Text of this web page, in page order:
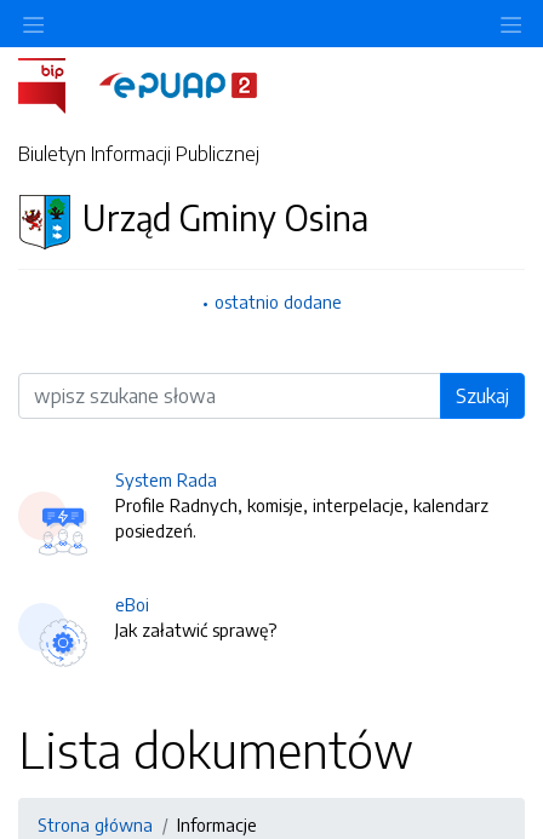
Biuletyn Informacji Publicznej
Urząd Gminy Osina
ostatnio dodane
Wyszukiwarka Szukaj
System Rada
Profile Radnych, komisje, interpelacje, kalendarz
posiedzeń.
eBoi
Jak załatwić sprawę?
Lista dokumentów
Strona główna
Informacje